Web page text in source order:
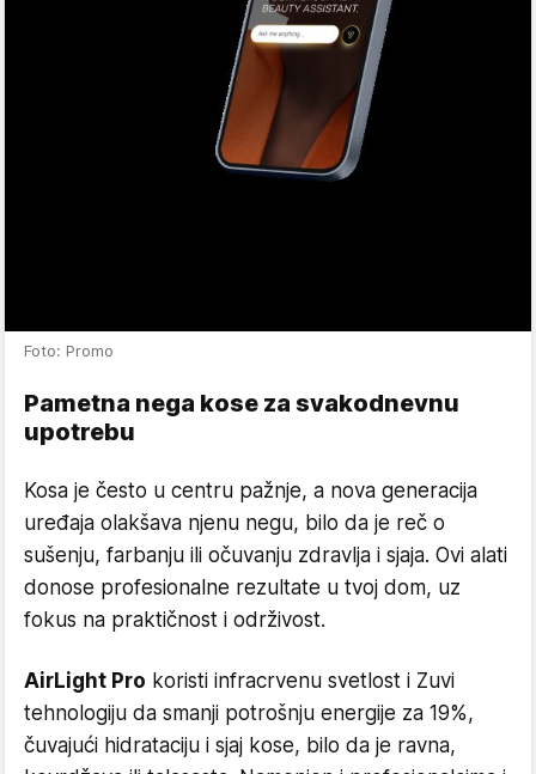
Foto: Promo
Pametna nega kose za svakodnevnu
upotrebu
Kosa je često u centru pažnje, a nova generacija
uređaja olakšava njenu negu, bilo da je reč o
sušenju, farbanju ili očuvanju zdravlja i sjaja. Ovi alati
donose profesionalne rezultate u tvoj dom, uz
fokus na praktičnost i održivost.
AirLight Pro koristi infracrvenu svetlost i Zuvi
tehnologiju da smanji potrošnju energije za 19%,
čuvajući hidrataciju i sjaj kose, bilo da je ravna,